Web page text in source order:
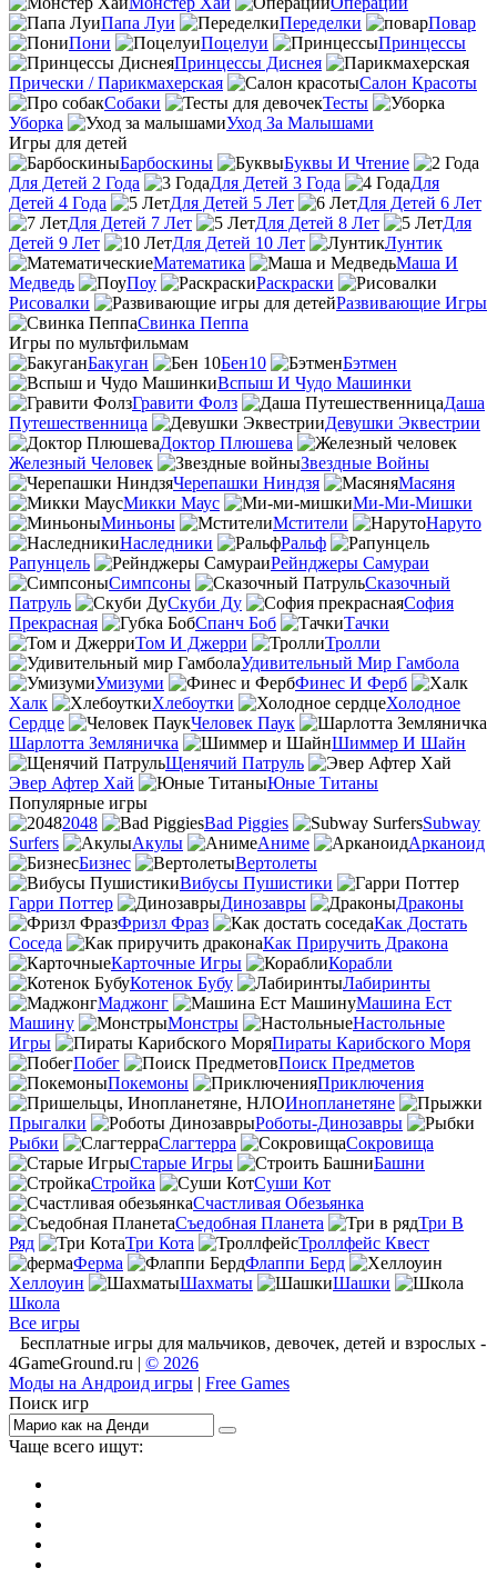
Папа Луи
Переделки
Повар
Пони
Поцелуи
Принцессы
Принцессы Диснея
Прически / Парикмахерская
Салон Красоты
Собаки
Тесты
Уборка
Уход За Малышами
Игры для детей
Барбоскины
Буквы И Чтение
Для Детей 2 Года
Для Детей 3 Года
Для
Детей 4 Года
Для Детей 5 Лет
Для Детей 6 Лет
Для Детей 7 Лет
Для Детей 8 Лет
Для
Детей 9 Лет
Для Детей 10 Лет
Лунтик
Математика
Маша И
Медведь
Поу
Раскраски
Рисовалки
Развивающие Игры
Свинка Пеппа
Игры по мультфильмам
Бакуган
Бен10
Бэтмен
Вспыш И Чудо Машинки
Гравити Фолз
Даша
Путешественница
Девушки Эквестрии
Доктор Плюшева
Железный Человек
Звездные Войны
Черепашки Ниндзя
Масяня
Микки Маус
Ми-Ми-Мишки
Миньоны
Мстители
Наруто
Наследники
Ральф
Рапунцель
Рейнджеры Самураи
Симпсоны
Сказочный
Патруль
Скуби Ду
София
Прекрасная
Спанч Боб
Тачки
Том И Джерри
Тролли
Удивительный Мир Гамбола
Умизуми
Финес И Ферб
Халк
Хлебоутки
Холодное
Сердце
Человек Паук
Шарлотта Земляничка
Шиммер И Шайн
Щенячий Патруль
Эвер Афтер Хай
Юные Титаны
Популярные игры
2048
Bad Piggies
Subway
Surfers
Акулы Аниме
Арканоид
Бизнес
Вертолеты
Вибусы Пушистики
Гарри Поттер
Динозавры
Драконы
Фризл Фраз
Как Достать
Соседа
Как Приручить Дракона
Карточные Игры
Корабли
Котенок Бубу
Лабиринты
Маджонг
Машина Ест
Машину
Монстры
Настольные
Игры
Пираты Карибского Моря
Побег
Поиск Предметов
Покемоны
Приключения
Инопланетяне
Прыгалки
Роботы-Динозавры
Рыбки
Слагтерра
Сокровища
Старые Игры
Башни
Стройка
Суши Кот
Счастливая Обезьянка
Съедобная Планета
Три В
Ряд
Три Кота
Троллфейс Квест
Ферма
Флаппи Берд
Хеллоуин
Шахматы
Шашки
Школа
Все игры
Бесплатные игры для мальчиков, девочек, детей и взрослых -
4GameGround.ru | © 2026
Моды на Андроид игры | Free Games
Поиск игр
Чаще всего ищут: